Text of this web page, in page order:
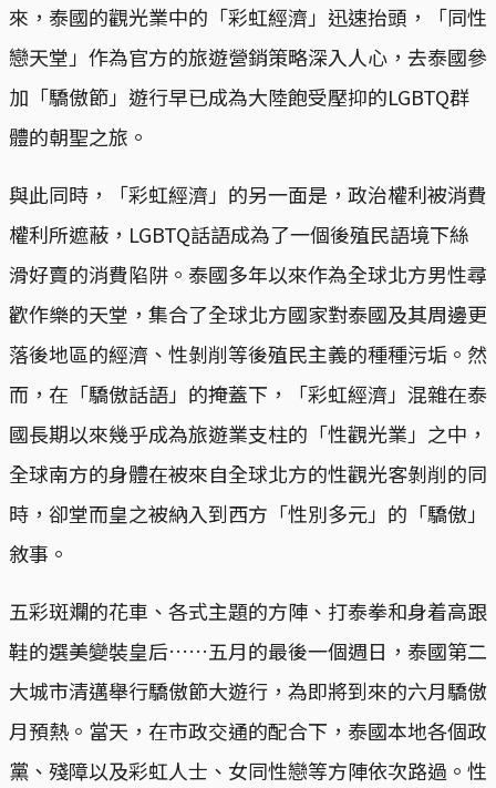
來，泰國的觀光業中的「彩虹經濟」迅速抬頭，「同性
戀天堂」作為官方的旅遊營銷策略深入人心，去泰國參
加「驕傲節」遊行早已成為大陸飽受壓抑的LGBTQ群
體的朝聖之旅。
與此同時，「彩虹經濟」的另一面是，政治權利被消費
權利所遮蔽，LGBTQ話語成為了一個後殖民語境下絲
滑好賣的消費陷阱。泰國多年以來作為全球北方男性尋
歡作樂的天堂，集合了全球北方國家對泰國及其周邊更
落後地區的經濟、性剝削等後殖民主義的種種污垢。然
而，在「驕傲話語」的掩蓋下，「彩虹經濟」混雜在泰
國長期以來幾乎成為旅遊業支柱的「性觀光業」之中，
全球南方的身體在被來自全球北方的性觀光客剝削的同
時，卻堂而皇之被納入到西方「性別多元」的「驕傲」
敘事。
五彩斑斕的花車、各式主題的方陣、打泰拳和身着高跟
鞋的選美變裝皇后……五月的最後一個週日，泰國第二
大城市清邁舉行驕傲節大遊行，為即將到來的六月驕傲
月預熱。當天，在市政交通的配合下，泰國本地各個政
黨、殘障以及彩虹人士、女同性戀等方陣依次路過。性